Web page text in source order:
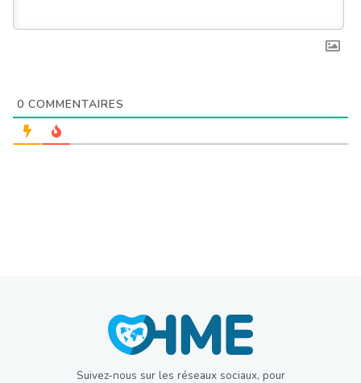
0 COMMENTAIRES
Suivez-nous sur les réseaux sociaux, pour